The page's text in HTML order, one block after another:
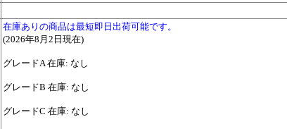
在庫ありの商品は最短即日出荷可能です。
(2026年8月2日現在)
グレードA 在庫: なし
グレードB 在庫: なし
グレードC 在庫: なし